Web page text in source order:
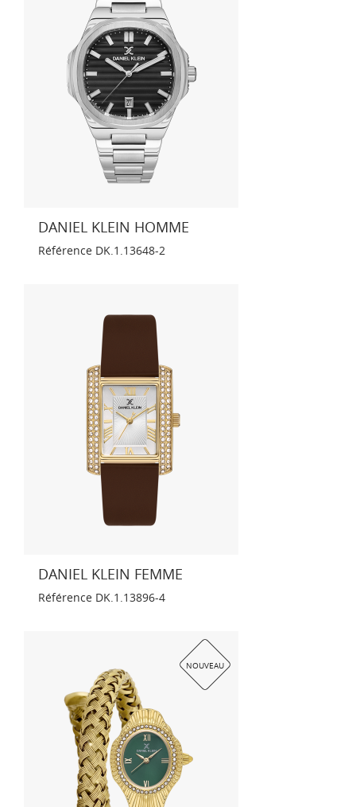
DANIEL KLEIN HOMME
Référence DK.1.13648-2
DANIEL KLEIN FEMME
Référence DK.1.13896-4
NOUVEAU